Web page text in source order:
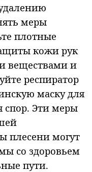
меры
плотные
кожи рук
веществами и
респиратор
маску для
спор. Эти меры
плесени могут
со здоровьем
пути.